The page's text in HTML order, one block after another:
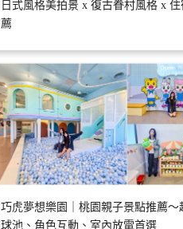
日式風格美拍景 x 復古眷村風格 x 住
薦
巧虎夢想樂園｜桃園親子景點推薦～
球池、角色互動、室內放電首選